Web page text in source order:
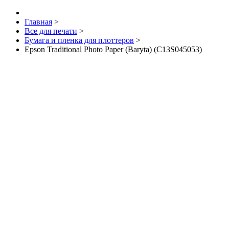
Главная >
Все для печати >
Бумага и пленка для плоттеров >
Epson Traditional Photo Paper (Baryta) (C13S045053)